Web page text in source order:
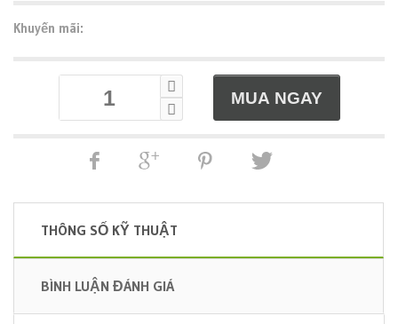
Khuyến mãi:
THÔNG SỐ KỸ THUẬT
BÌNH LUẬN ĐÁNH GIÁ